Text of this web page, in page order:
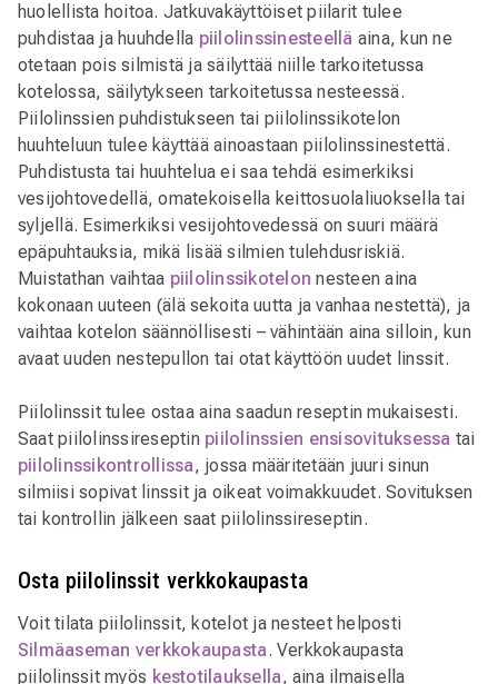
huolellista hoitoa. Jatkuvakäyttöiset piilarit tulee
puhdistaa ja huuhdella piilolinssinesteellä aina, kun ne
otetaan pois silmistä ja säilyttää niille tarkoitetussa
kotelossa, säilytykseen tarkoitetussa nesteessä.
Piilolinssien puhdistukseen tai piilolinssikotelon
huuhteluun tulee käyttää ainoastaan piilolinssinestettä.
Puhdistusta tai huuhtelua ei saa tehdä esimerkiksi
vesijohtovedellä, omatekoisella keittosuolaliuoksella tai
syljellä. Esimerkiksi vesijohtovedessä on suuri määrä
epäpuhtauksia, mikä lisää silmien tulehdusriskiä.
Muistathan vaihtaa piilolinssikotelon nesteen aina
kokonaan uuteen (älä sekoita uutta ja vanhaa nestettä), ja
vaihtaa kotelon säännöllisesti – vähintään aina silloin, kun
avaat uuden nestepullon tai otat käyttöön uudet linssit.
Piilolinssit tulee ostaa aina saadun reseptin mukaisesti.
Saat piilolinssireseptin piilolinssien ensisovituksessa tai
piilolinssikontrollissa, jossa määritetään juuri sinun
silmiisi sopivat linssit ja oikeat voimakkuudet. Sovituksen
tai kontrollin jälkeen saat piilolinssireseptin.
Osta piilolinssit verkkokaupasta
Voit tilata piilolinssit, kotelot ja nesteet helposti
Silmäaseman verkkokaupasta. Verkkokaupasta
piilolinssit myös kestotilauksella, aina ilmaisella